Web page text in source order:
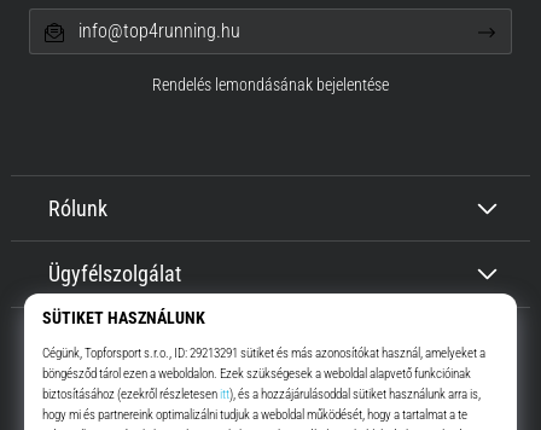
Rólunk
Ügyfélszolgálat
info@top4running.hu
Rendelés lemondásának bejelentése